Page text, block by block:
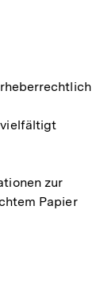
zur
Papier